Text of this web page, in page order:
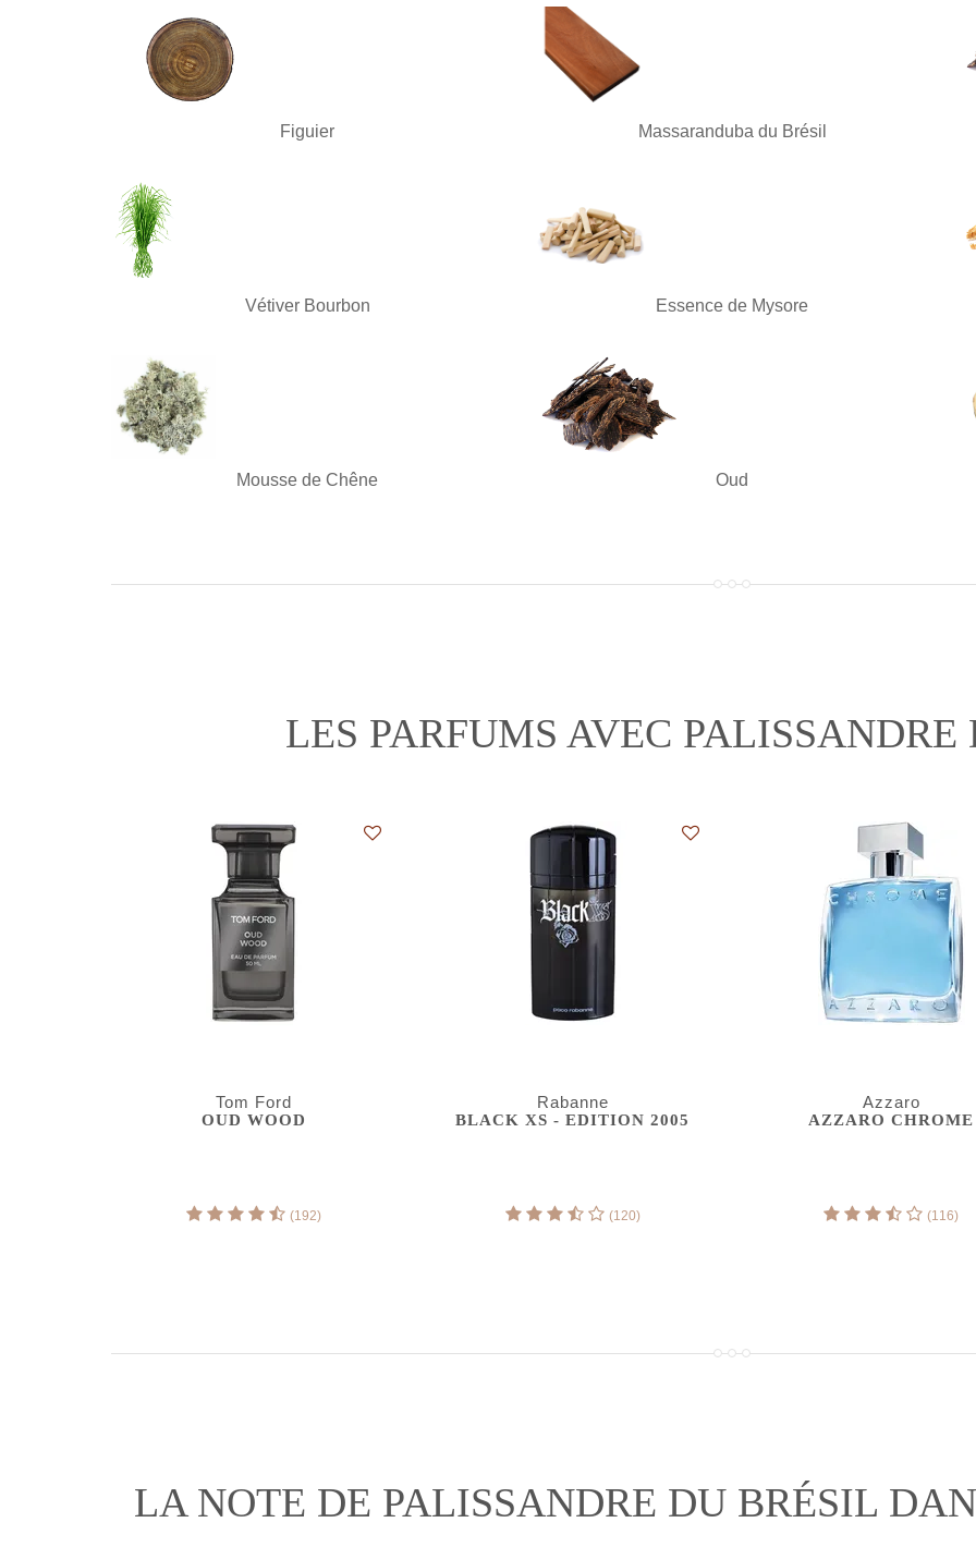
Figuier Massaranduba du Brésil
Vétiver Bourbon Essence de Mysore
Mousse de Chêne Oud
LES PARFUMS AVEC PALISSANDRE
Tom Ford
OUD WOOD
(192)
Rabanne
BLACK XS - EDITION 2005
(120)
Azzaro
AZZARO CHROME
(116)
LA NOTE DE PALISSANDRE DU BRÉSIL